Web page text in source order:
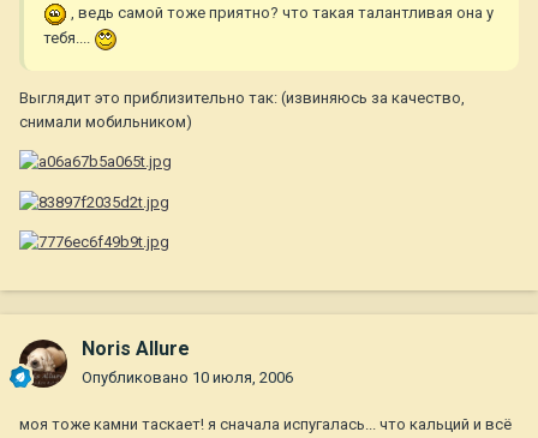
, ведь самой тоже приятно? что такая талантливая она у
тебя....
Выглядит это приблизительно так: (извиняюсь за качество,
снимали мобильником)
Noris Allure
Опубликовано 10 июля, 2006
моя тоже камни таскает! я сначала испугалась... что кальций и всё